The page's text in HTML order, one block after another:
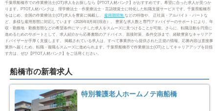
市川市 88 船橋市 160
館山市 15 木更津市 14
松戸市 114
茂原市 18 成田市 16
千葉県船橋市での作業療法士(OT)求人をお探しなら【PTOT人材バンク】がおすすめです。希望に合った求人が見つか
ります。PTOT人材バンクは、理学療法士・作業療法士・言語聴覚士に特化した転職支援サービスです。千葉県船橋市
をはじめ、全国の作業療法士(OT)求人を豊富に掲載し、
雇用期間無 などの特徴や、 正社員・アルバイト・パートな
ど、多様な雇用形態に対応しています（2026年8月8日現在）。 豊富な求人数と専門アドバイザーのサポートにより、年
収・勤務地・勤務形態などの希望条件にマッチした求人をスムーズに見つけることが可能。さらに、転職活動を円滑に
進めるためのサポートとして、求人紹介から応募書類のアドバイス、面接対策、条件交渉まで、経験豊富なキャリアア
ドバイザーが手厚く支援します。 掲載されている求人は、すべて事業所から提供された正規の情報。応募内容は直接事
業所へ届くため、転職・復職もスムーズに進められます。千葉県船橋市で作業療法士(OT)としてキャリアアップを目指
す方は、ぜひ【PTOT人材バンク】をご活用ください。
船橋市の新着求人
特別養護老人ホームノテ南船橋